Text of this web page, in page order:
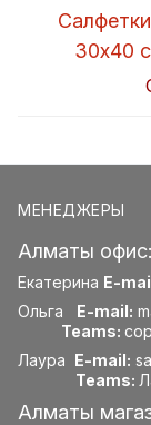
30x40
МЕНЕДЖЕРЫ
Алматы офис:
Екатерина E-
Ольга E-mail:
Teams:
Лаура E-mail:
Teams:
Алматы